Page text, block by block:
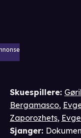
Skuespillere:
Bergamasco,
Zaporozhets,
Sjanger: